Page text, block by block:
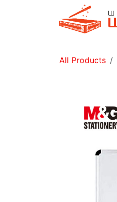
All Products